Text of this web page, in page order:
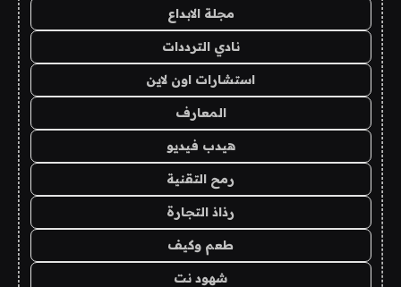
مجلة الابداع
نادي الترددات
استشارات اون لاين
المعارف
هيدب فيديو
رمح التقنية
رذاذ التجارة
طعم وكيف
شهود نت